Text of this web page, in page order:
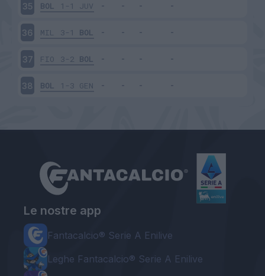
35 BOL 1-1 JUV
36 MIL 3-1 BOL
37 FIO 3-2 BOL
38 BOL 1-3 GEN
Le nostre app
Fantacalcio® Serie A Enilive
Leghe Fantacalcio® Serie A Enilive